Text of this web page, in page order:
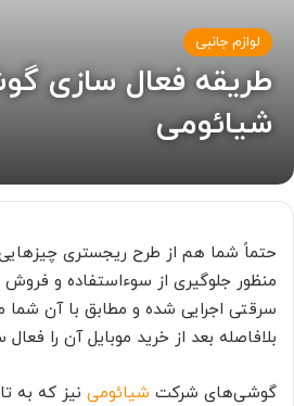
لوازم جانبی
طریقه فعال سازی
شیائومی
حتماً شما هم از طرح ریجستری
منظور جلوگیری از سوءاستفاده و
سرقتی اجرایی شده و مطابق با آن شما
بلافاصله بعد از خرید موبایل آن را
گوشی‌های شرکت شیائومی نیز که به